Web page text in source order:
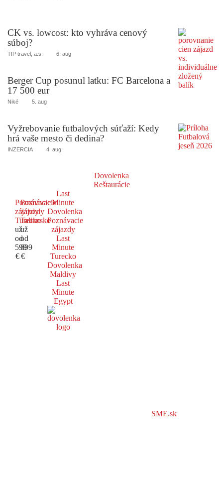
CK vs. lowcost: kto vyhráva cenový
súboj?
TIP travel, a.s. 6. aug
Berger Cup posunul latku: FC Barcelona a
17 500 eur
Niké 5. aug
Vyžrebovanie futbalových súťaží: Kedy
hrá vaše mesto či dedina?
INZERCIA 4. aug
Dovolenka
Reštaurácie
Poznávacie
zájazdy
Turecko
už
od
599
€
Poznávacie
zájazdy
Taliansko
už
od
699
€
Last
Minute
Dovolenka
Poznávacie
zájazdy
Last
Minute
Turecko
Dovolenka
Maldivy
Last
Minute
Egypt
SME.sk